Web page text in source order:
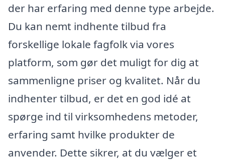
der har erfaring med denne type arbejde.
Du kan nemt indhente tilbud fra
forskellige lokale fagfolk via vores
platform, som gør det muligt for dig at
sammenligne priser og kvalitet. Når du
indhenter tilbud, er det en god idé at
spørge ind til virksomhedens metoder,
erfaring samt hvilke produkter de
anvender. Dette sikrer, at du vælger et